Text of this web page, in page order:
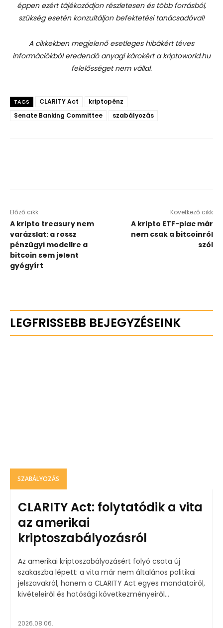
éppen ezért tájékozódjon részletesen és több forrásból,
szükség esetén konzultáljon befektetési tanácsadóval!
A cikkekben megjelenő esetleges hibákért téves
információkból eredendő anyagi károkért a kriptoworld.hu
felelősséget nem vállal.
TAGS CLARITY Act
kriptopénz
Senate Banking Committee
szabályozás
Előző cikk
A kripto treasury nem
varázslat: a rossz
pénzügyi modellre a
bitcoin sem jelent
gyógyírt
Következő cikk
A kripto ETF-piac már
nem csak a bitcoinról
szól
LEGFRISSEBB BEJEGYZÉSEINK
SZABÁLYOZÁS
CLARITY Act: folytatódik a vita
az amerikai
kriptoszabályozásról
Az amerikai kriptoszabályozásért folyó csata új
szakaszba lépett: a vita már nem általános politikai
jelszavakról, hanem a CLARITY Act egyes mondatairól,
kivételeiről és hatósági következményeiről...
2026.08.06.